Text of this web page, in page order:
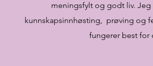
meningsfylt og godt liv.
kunnskapsinnhøsting, prøving og
fungerer best for